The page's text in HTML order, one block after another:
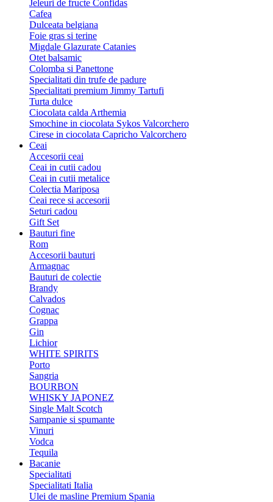
Jeleuri de fructe Confidas
Cafea
Dulceata belgiana
Foie gras si terine
Migdale Glazurate Catanies
Otet balsamic
Colomba si Panettone
Specialitati din trufe de padure
Specialitati premium Jimmy Tartufi
Turta dulce
Ciocolata calda Arthemia
Smochine in ciocolata Sykos Valcorchero
Cirese in ciocolata Capricho Valcorchero
Ceai
Accesorii ceai
Ceai in cutii cadou
Ceai in cutii metalice
Colectia Mariposa
Ceai rece si accesorii
Seturi cadou
Gift Set
Bauturi fine
Rom
Accesorii bauturi
Armagnac
Bauturi de colectie
Brandy
Calvados
Cognac
Grappa
Gin
Lichior
WHITE SPIRITS
Porto
Sangria
BOURBON
WHISKY JAPONEZ
Single Malt Scotch
Sampanie si spumante
Vinuri
Vodca
Tequila
Bacanie
Specialitati
Specialitati Italia
Ulei de masline Premium Spania